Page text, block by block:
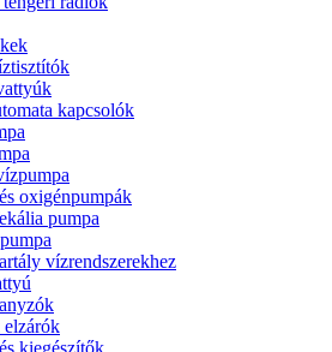
kapcsolók
oxigénpumpák
pumpa
vízrendszerekhez
kiegészítők